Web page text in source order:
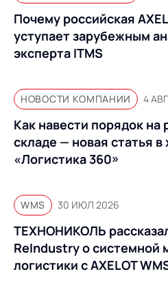
Почему российская
уступает зарубежным
эксперта ITMS
НОВОСТИ КОМПАНИИ 4
Как навести порядок на
складе — новая статья
«Логистика 360»
WMS 30 ИЮЛ 2026
ТЕХНОНИКОЛЬ
ReIndustry о системной
логистики с AXELOT